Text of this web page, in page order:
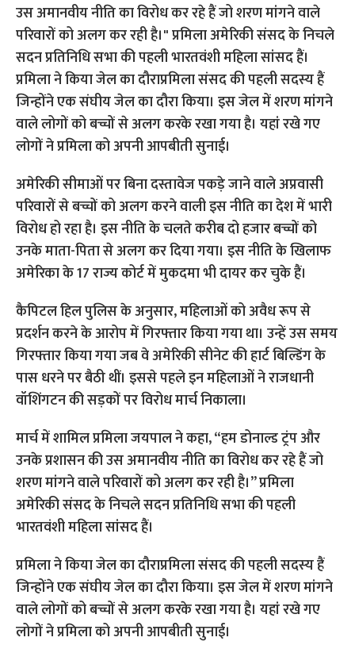
अमेरिकी सीमाओं पर बिना दस्तावेज पकड़े जाने वाले अप्रवासी
परिवारों से बच्चों को अलग करने वाली इस नीति का देश में भारी
विरोध हो रहा है। इस नीति के चलते करीब दो हजार बच्चों को
उनके माता-पिता से अलग कर दिया गया। इस नीति के खिलाफ
अमेरिका के 17 राज्य कोर्ट में मुकदमा भी दायर कर चुके हैं।
कैपिटल हिल पुलिस के अनुसार, महिलाओं को अवैध रूप से
प्रदर्शन करने के आरोप में गिरफ्तार किया गया था। उन्हें उस समय
गिरफ्तार किया गया जब वे अमेरिकी सीनेट की हार्ट बिल्डिंग के
पास धरने पर बैठी थीं। इससे पहले इन महिलाओं ने राजधानी
वॉशिंगटन की सड़कों पर विरोध मार्च निकाला।
मार्च में शामिल प्रमिला जयपाल ने कहा, “हम डोनाल्ड ट्रंप और
उनके प्रशासन की उस अमानवीय नीति का विरोध कर रहे हैं जो
शरण मांगने वाले परिवारों को अलग कर रही है।” प्रमिला
अमेरिकी संसद के निचले सदन प्रतिनिधि सभा की पहली
भारतवंशी महिला सांसद हैं।
प्रमिला ने किया जेल का दौराप्रमिला संसद की पहली सदस्य हैं
जिन्होंने एक संघीय जेल का दौरा किया। इस जेल में शरण मांगने
वाले लोगों को बच्चों से अलग करके रखा गया है। यहां रखे गए
लोगों ने प्रमिला को अपनी आपबीती सुनाई।